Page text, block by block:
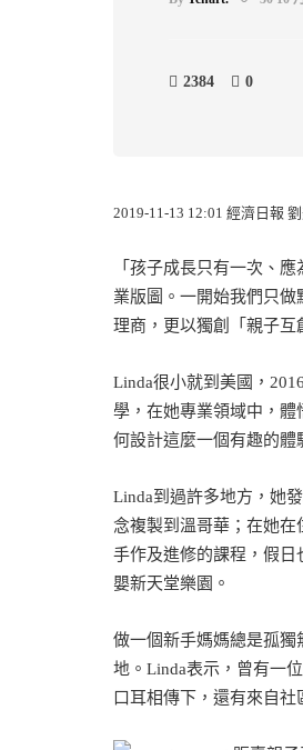
2384 0
2019-11-13 12:01 經濟日報
「孩子成長只有一次、
業版圖。一開始我們只做
理商，更以獨創「親子互
Linda很小就到美國，
學，在她專業領域中，體
何設計這麼一個有趣的體
Linda到過許多地方，她
念複製到溫哥華；在她
手作及進修的課程，假
嬰新天堂樂園。
做一個新手媽媽總是孤
地。Linda表示，曾有一
口耳相傳下，還有來自社